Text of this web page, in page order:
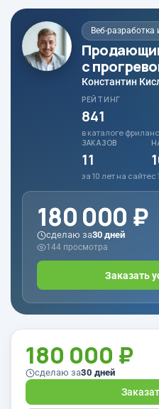
Веб-разработка
с
Константин
РЕЙТИНГ
841
в каталоге
ЗАКАЗОВ
11
за 10 лет на сайтес
180 000 ₽
сделаю за30 дней
144 просмотра
Заказать
180 000 ₽
сделаю за30 дней